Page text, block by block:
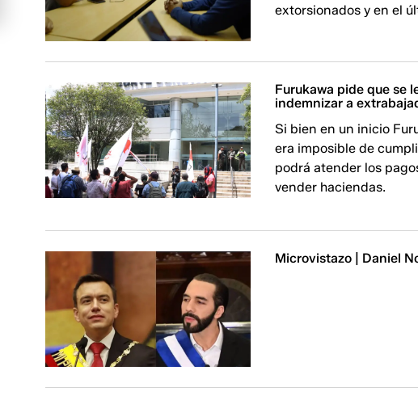
extorsionados y en el
Furukawa pide que se
indemnizar a
Si bien en un inicio
era imposible de
podrá atender los
vender haciendas.
Microvistazo | Daniel